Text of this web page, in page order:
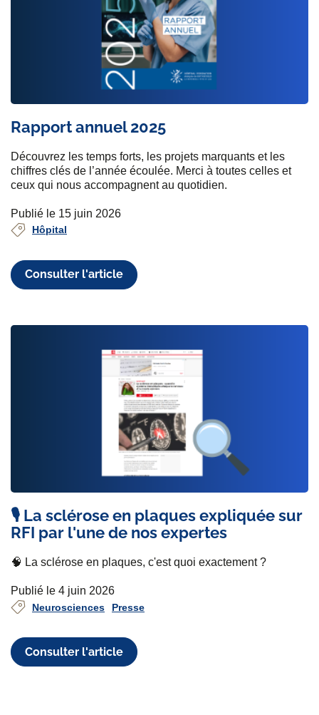
Rapport annuel 2025
Découvrez les temps forts, les projets marquants et les
chiffres clés de l’année écoulée. Merci à toutes celles et
ceux qui nous accompagnent au quotidien.
Publié le 15 juin 2026
Hôpital
Consulter l'article
🎙️ La sclérose en plaques expliquée sur
RFI par l'une de nos expertes
🧠 La sclérose en plaques, c'est quoi exactement ?
Publié le 4 juin 2026
Neurosciences Presse
Consulter l'article